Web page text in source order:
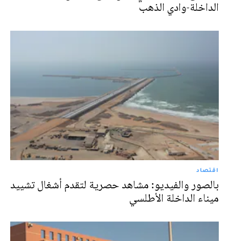
الداخلة-وادي الذهب
اقتصاد
بالصور والفيديو: مشاهد حصرية لتقدم أشغال تشييد
ميناء الداخلة الأطلسي